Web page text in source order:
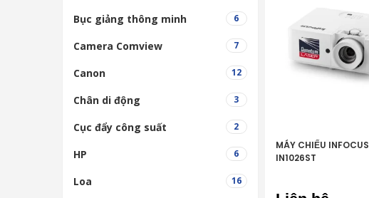
Bục giảng thông minh 6
Camera Comview 7
Canon 12
Chân di động 3
Cục đẩy công suất 2
HP 6
Loa 16
MÁY CHIẾU INFOCUS
IN1026ST